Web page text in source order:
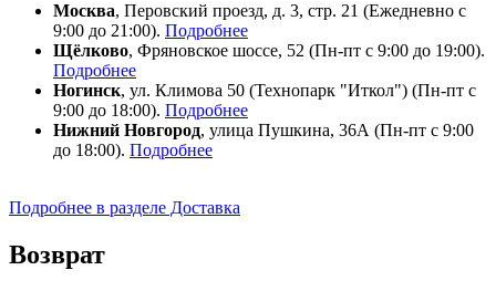
Москва, Перовский проезд, д. 3, стр. 21 (Ежедневно с
9:00 до 21:00). Подробнее
Щёлково, Фряновское шоссе, 52 (Пн-пт с 9:00 до 19:00).
Подробнее
Ногинск, ул. Климова 50 (​Технопарк "Иткол") (Пн-пт с
9:00 до 18:00). Подробнее
Нижний Новгород, улица Пушкина, 36А (Пн-пт с 9:00
до 18:00). Подробнее
Подробнее в разделе Доставка
Возврат